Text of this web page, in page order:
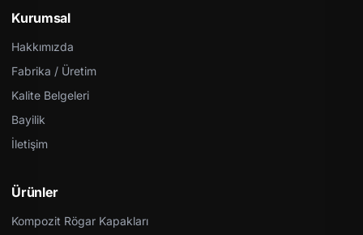
Kurumsal
Hakkımızda
Fabrika / Üretim
Kalite Belgeleri
Bayilik
İletişim
Ürünler
Kompozit Rögar Kapakları